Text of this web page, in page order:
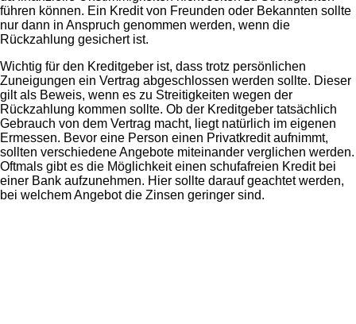
führen können. Ein Kredit von Freunden oder Bekannten sollte
nur dann in Anspruch genommen werden, wenn die
Rückzahlung gesichert ist.
Wichtig für den Kreditgeber ist, dass trotz persönlichen
Zuneigungen ein Vertrag abgeschlossen werden sollte. Dieser
gilt als Beweis, wenn es zu Streitigkeiten wegen der
Rückzahlung kommen sollte. Ob der Kreditgeber tatsächlich
Gebrauch von dem Vertrag macht, liegt natürlich im eigenen
Ermessen. Bevor eine Person einen Privatkredit aufnimmt,
sollten verschiedene Angebote miteinander verglichen werden.
Oftmals gibt es die Möglichkeit einen schufafreien Kredit bei
einer Bank aufzunehmen. Hier sollte darauf geachtet werden,
bei welchem Angebot die Zinsen geringer sind.